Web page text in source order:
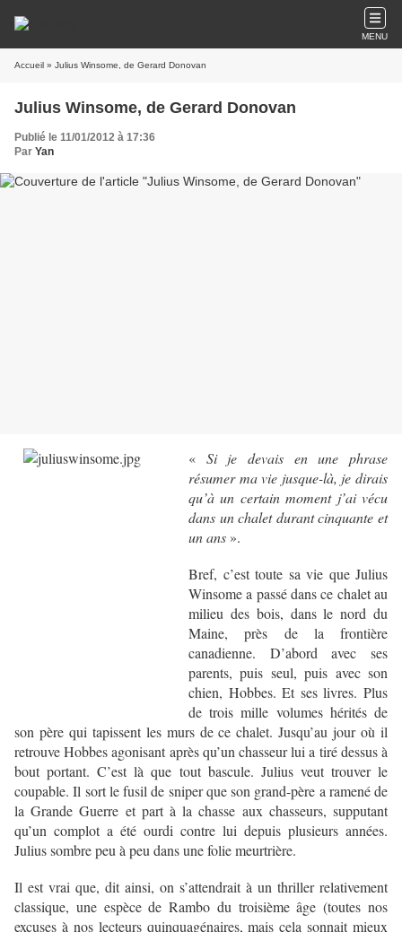
MENU
Accueil » Julius Winsome, de Gerard Donovan
Julius Winsome, de Gerard Donovan
Publié le 11/01/2012 à 17:36
Par Yan
« Si je devais en une phrase
résumer ma vie jusque-là, je dirais
qu’à un certain moment j’ai vécu
dans un chalet durant cinquante et
un ans ».
Bref, c’est toute sa vie que Julius
Winsome a passé dans ce chalet au
milieu des bois, dans le nord du
Maine, près de la frontière
canadienne. D’abord avec ses
parents, puis seul, puis avec son
chien, Hobbes. Et ses livres. Plus
de trois mille volumes hérités de
son père qui tapissent les murs de ce chalet. Jusqu’au jour où il
retrouve Hobbes agonisant après qu’un chasseur lui a tiré dessus à
bout portant. C’est là que tout bascule. Julius veut trouver le
coupable. Il sort le fusil de sniper que son grand-père a ramené de
la Grande Guerre et part à la chasse aux chasseurs, supputant
qu’un complot a été ourdi contre lui depuis plusieurs années.
Julius sombre peu à peu dans une folie meurtrière.
Il est vrai que, dit ainsi, on s’attendrait à un thriller relativement
classique, une espèce de Rambo du troisième âge (toutes nos
excuses à nos lecteurs quinquagénaires, mais cela sonnait mieux